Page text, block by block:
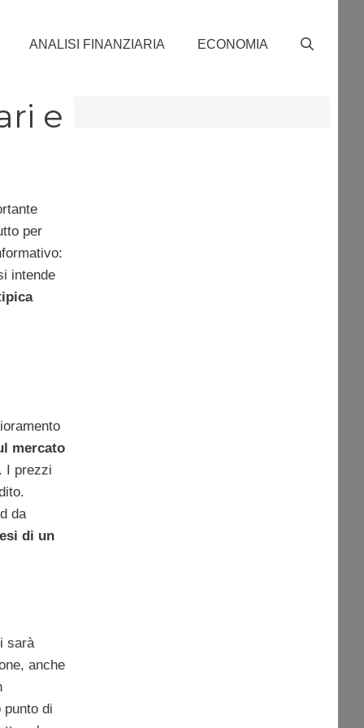
ANALISI FINANZIARIA ECONOMIA
e
per
intende
mercato
. I prezzi
da
di un
sarà
anche
di